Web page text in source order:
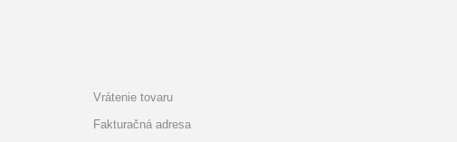
Vrátenie tovaru
Fakturačná adresa